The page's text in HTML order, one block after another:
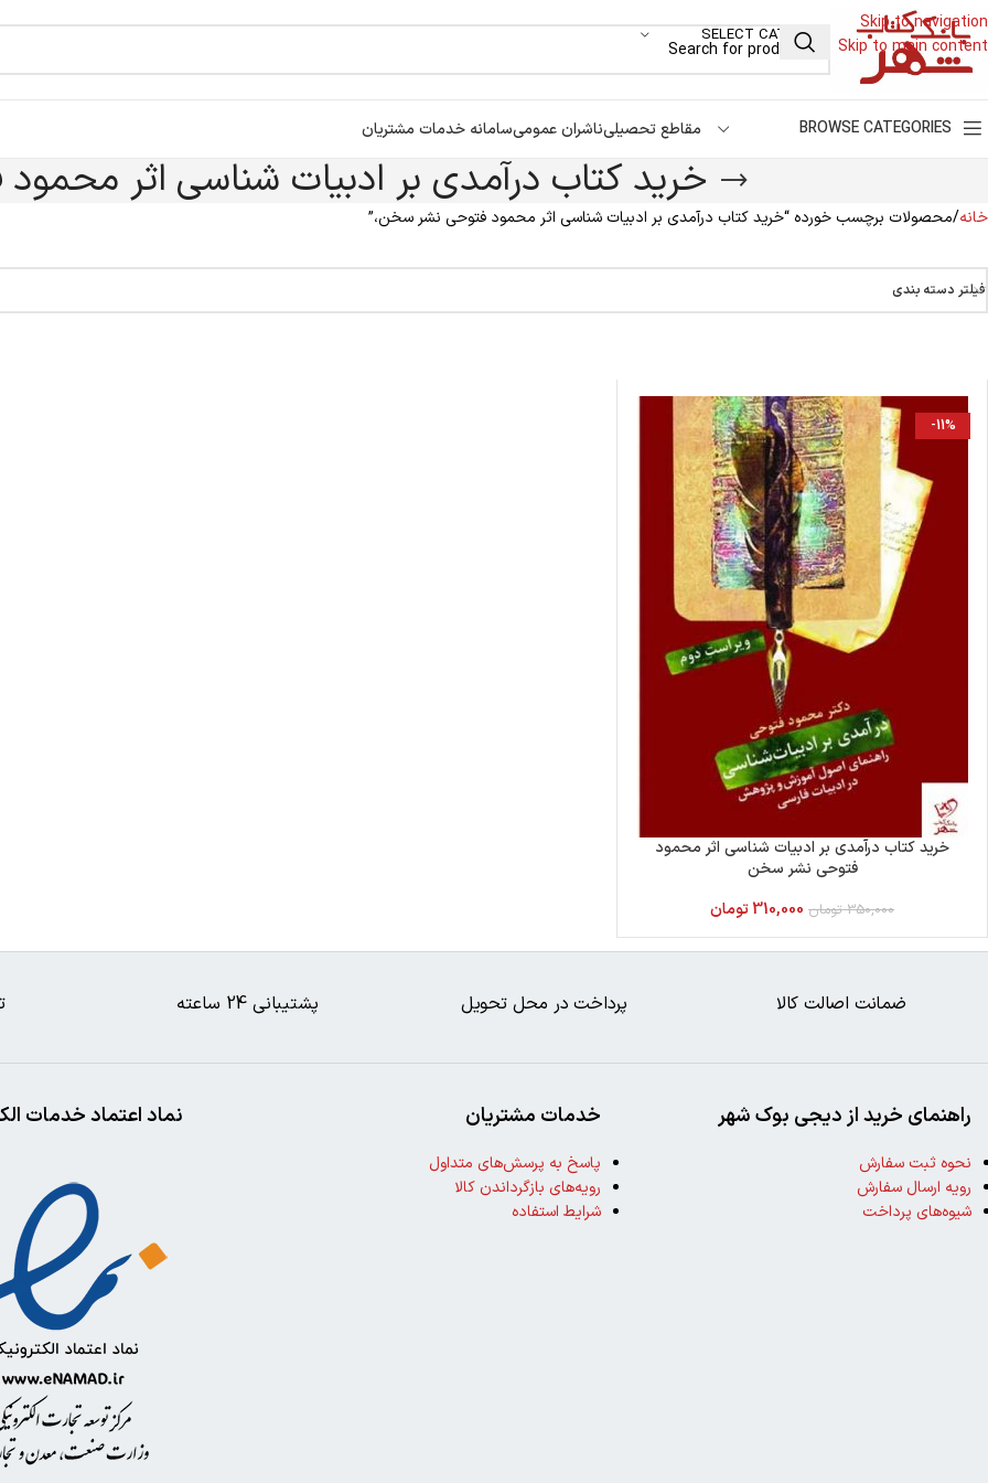
Skip to navigation
Skip to main content
SELECT CATEGORY
BROWSE CATEGORIES مقاطع تحصیلیناشران عمومیسامانه خدمات مشتریان
خرید کتاب درآمدی بر ادبیات شناسی اثر
خانه محصولات برچسب خورده “خرید کتاب درآمدی بر ادبیات شناسی اثر محمود فتوحی نشر سخن،”
فیلتر دسته بندی
-11%
خرید کتاب درآمدی بر ادبیات شناسی اثر محمود
فتوحی نشر سخن
350,000 تومان 310,000تومان
ضمانت اصالت کالا پرداخت در محل تحویل پشتیبانی 24 ساعته
نماد اعتماد خدمات خدمات مشتریان
پاسخ به پرسش‌های متداول
رویه‌های بازگرداندن کالا
شرایط استفاده
راهنمای خرید از دیجی بوک شهر
نحوه ثبت سفارش
رویه ارسال سفارش
شیوه‌های پرداخت